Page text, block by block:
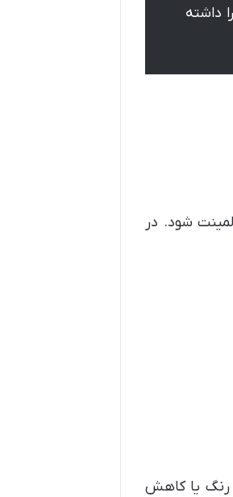
داشته
شود. در
رنگ یا کاهش